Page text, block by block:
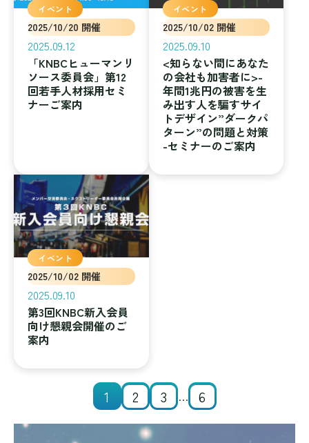
2025/10/20 開催
イベント
2025.09.12
「KNBCヒューマンリ
ソース委員会」第12
回若手人材採用セミ
ナーご案内
2025/10/02 開催
イベント
2025.09.10
<知らない間にあなた
の会社も加害者に>-
年間1兆円の被害を生
み出す人を騙すサイ
トデザイン”ダークパ
ターン”の問題と対策
-セミナーのご案内
2025/10/02 開催
イベント
2025.09.10
第3回KNBC新入会員
向け懇親会開催のご
案内
1 2 3 … 6